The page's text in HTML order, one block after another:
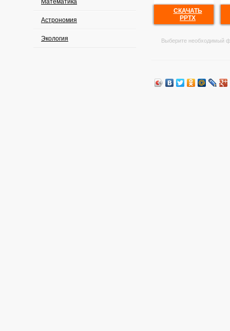
Математика
Астрономия
Экология
СКАЧАТЬ
PPTX
Выберите необходимый